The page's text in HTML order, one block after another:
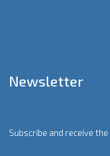
Newsletter
Subscribe and receive